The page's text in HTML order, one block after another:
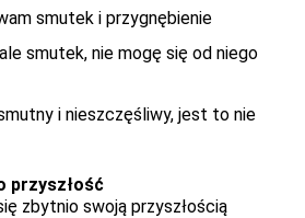
smutek i przygnębienie
smutek, nie mogę się od niego
i nieszczęśliwy, jest to nie
przyszłość
zbytnio swoją przyszłością